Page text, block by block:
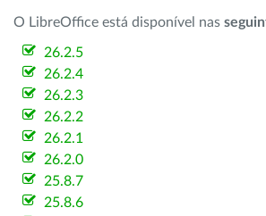
O LibreOffice está disponível nas
26.2.5
26.2.4
26.2.3
26.2.2
26.2.1
26.2.0
25.8.7
25.8.6